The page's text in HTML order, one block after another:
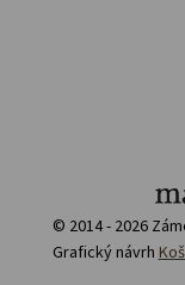
© 2014 - 2026
Grafický návrh